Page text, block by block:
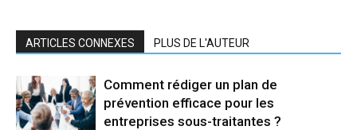
ARTICLES CONNEXES PLUS DE L'AUTEUR
Comment rédiger un plan de
prévention efficace pour les
entreprises sous-traitantes ?